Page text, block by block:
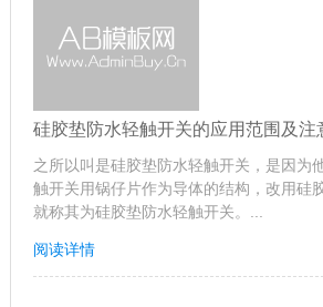
硅胶垫防水轻触开关的应用范围及注
之所以叫是硅胶垫防水轻触开关，是因为
触开关用锅仔片作为导体的结构，改用硅
就称其为硅胶垫防水轻触开关。...
阅读详情